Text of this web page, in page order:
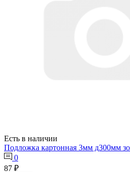
Есть в наличии
Подложка картонная 3мм д300мм
0
87 ₽